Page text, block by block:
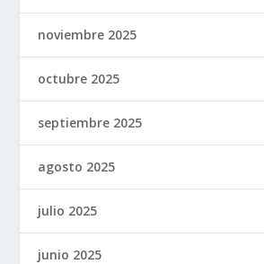
noviembre 2025
octubre 2025
septiembre 2025
agosto 2025
julio 2025
junio 2025